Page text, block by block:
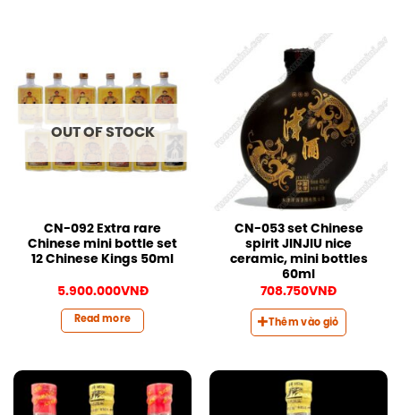
OUT OF STOCK
CN-092 Extra rare
Chinese mini bottle set
12 Chinese Kings 50ml
5.900.000VNĐ
Read more
CN-053 set Chinese
spirit JINJIU nice
ceramic, mini bottles
60ml
708.750VNĐ
Thêm vào giỏ